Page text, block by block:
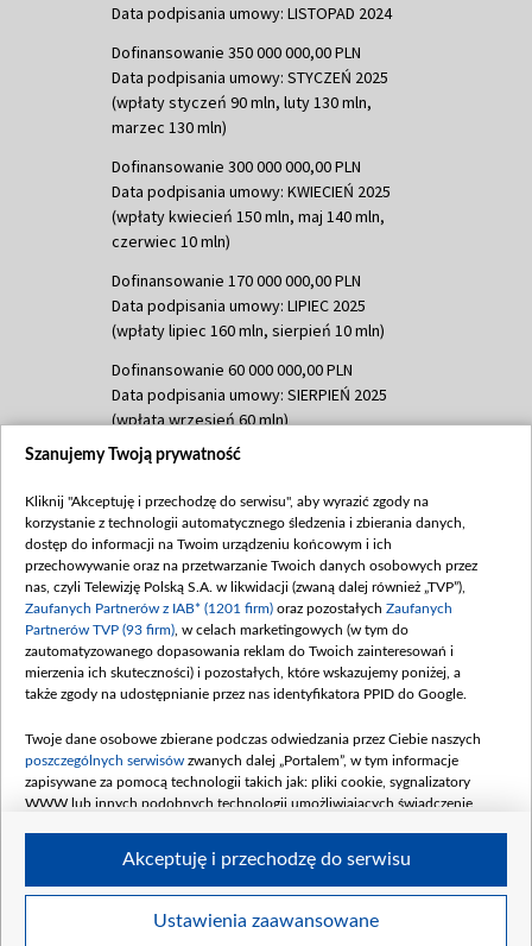
Data podpisania umowy: LISTOPAD 2024
Dofinansowanie 350 000 000,00 PLN
Data podpisania umowy: STYCZEŃ 2025
(wpłaty styczeń 90 mln, luty 130 mln,
marzec 130 mln)
Dofinansowanie 300 000 000,00 PLN
Data podpisania umowy: KWIECIEŃ 2025
(wpłaty kwiecień 150 mln, maj 140 mln,
czerwiec 10 mln)
Dofinansowanie 170 000 000,00 PLN
Data podpisania umowy: LIPIEC 2025
(wpłaty lipiec 160 mln, sierpień 10 mln)
Dofinansowanie 60 000 000,00 PLN
Data podpisania umowy: SIERPIEŃ 2025
(wpłata wrzesień 60 mln)
Dofinansowanie 635 783 051,21 PLN
(wpłata wrzesień 100 mln, październik 350
mln, listopad 265 mln)
Dofinansowanie 48 862 000,00 PLN
Data podpisania umowy: GRUDZIEŃ 2025
(wpłata grudzień 60,548 mln)
Dofinansowanie 900 000 000,00 PLN
Data podpisania umowy: LUTY 2026 (wpłata
kwiecień 180 mln, 7 maja 180 mln, 8
czerwca 90 mln)
Dofinansowanie 250 000 000,00 PLN
4 sierpnia 250 mln
Szanujemy Twoją prywatność
Kliknij "Akceptuję i przechodzę do serwisu", aby wyrazić zgody na
korzystanie z technologii automatycznego śledzenia i zbierania danych,
dostęp do informacji na Twoim urządzeniu końcowym i ich
przechowywanie oraz na przetwarzanie Twoich danych osobowych przez
nas, czyli Telewizję Polską S.A. w likwidacji (zwaną dalej również „TVP”),
Zaufanych Partnerów z IAB* (1201 firm) oraz pozostałych Zaufanych
Partnerów TVP (93 firm) , w celach marketingowych (w tym do
zautomatyzowanego dopasowania reklam do Twoich zainteresowań i
mierzenia ich skuteczności) i pozostałych, które wskazujemy poniżej, a
także zgody na udostępnianie przez nas identyfikatora PPID do Google.
Twoje dane osobowe zbierane podczas odwiedzania przez Ciebie naszych
poszczególnych serwisów zwanych dalej „Portalem”, w tym informacje
zapisywane za pomocą technologii takich jak: pliki cookie, sygnalizatory
WWW lub innych podobnych technologii umożliwiających świadczenie
Twoje dane osobowe zbierane podczas odwiedzania przez Ciebie
Ustawienia zaawansowane
Akceptuję i przechodzę do serwisu